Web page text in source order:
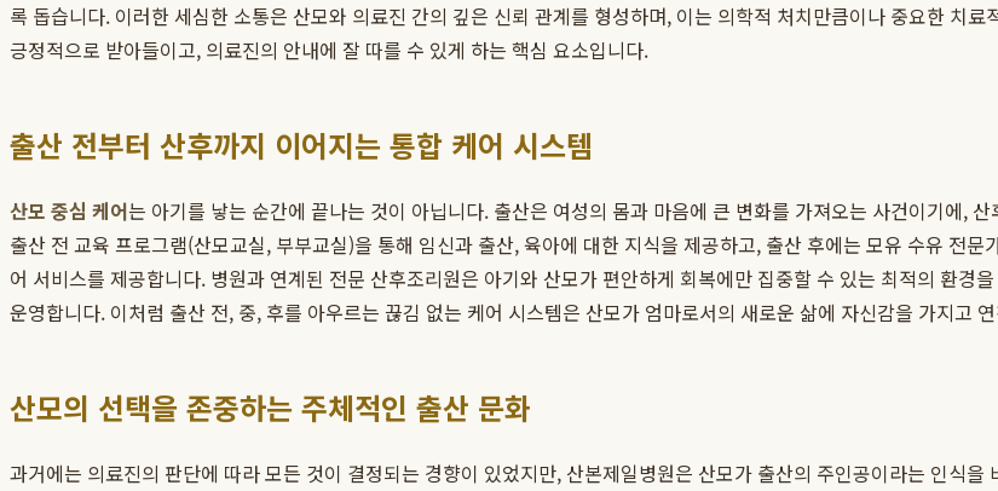
록 돕습니다. 이러한 세심한 소통은 산모와 의료진 간의 깊은 신뢰 관계를 형성하며, 이는 의학적 처치만큼이나 중요한 치
긍정적으로 받아들이고, 의료진의 안내에 잘 따를 수 있게 하는 핵심 요소입니다.
출산 전부터 산후까지 이어지는 통합 케어 시스템
산모 중심 케어는 아기를 낳는 순간에 끝나는 것이 아닙니다. 출산은 여성의 몸과 마음에 큰 변화를 가져오는 사건이기에,
출산 전 교육 프로그램(산모교실, 부부교실)을 통해 임신과 출산, 육아에 대한 지식을 제공하고, 출산 후에는 모유 수유 전
어 서비스를 제공합니다. 병원과 연계된 전문 산후조리원은 아기와 산모가 편안하게 회복에만 집중할 수 있는 최적의 환경
운영합니다. 이처럼 출산 전, 중, 후를 아우르는 끊김 없는 케어 시스템은 산모가 엄마로서의 새로운 삶에 자신감을 가지고
산모의 선택을 존중하는 주체적인 출산 문화
과거에는 의료진의 판단에 따라 모든 것이 결정되는 경향이 있었지만, 산본제일병원은 산모가 출산의 주인공이라는 인식